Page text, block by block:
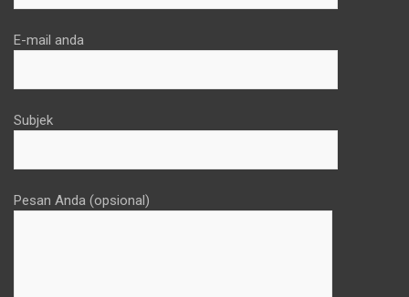
E-mail anda
Subjek
Pesan Anda (opsional)